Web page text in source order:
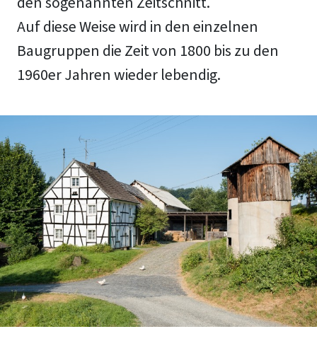
Auf diese Weise wird in den einzelnen
Baugruppen die Zeit von 1800 bis zu den
1960er Jahren wieder lebendig.